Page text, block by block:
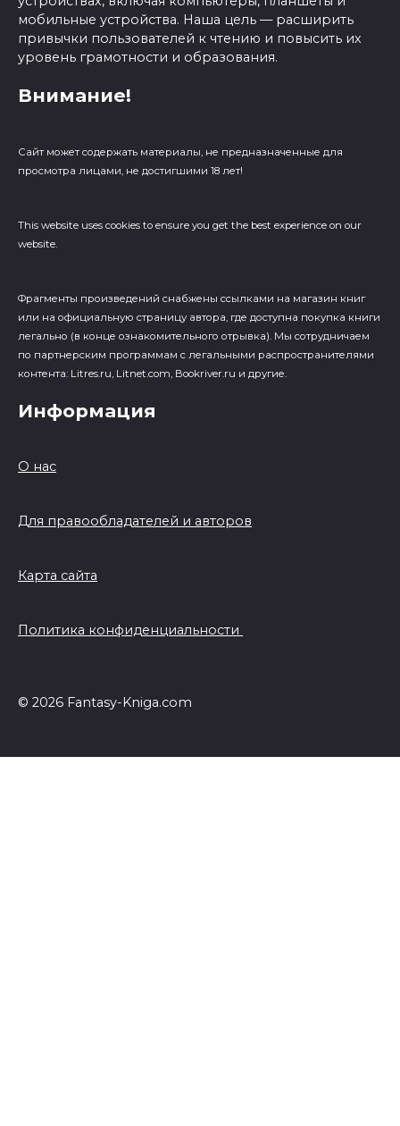
мобильные устройства. Наша цель — расширить
привычки пользователей к чтению и повысить их
уровень грамотности и образования.
Внимание!
Сайт может содержать материалы, не предназначенные для
просмотра лицами, не достигшими 18 лет!
This website uses cookies to ensure you get the best experience on our
website.
Фрагменты произведений cнабжены ссылками на магазин книг
или на официальную страницу автора, где доступна покупка книги
легально (в конце ознакомительного отрывка). Мы сотрудничаем
по партнерским программам с легальными распространителями
контента: Litres.ru, Litnet.com, Bookriver.ru и другие.
Информация
О нас
Для правообладателей и авторов
Карта сайта
Политика конфиденциальности
© 2026 Fantasy-Kniga.com